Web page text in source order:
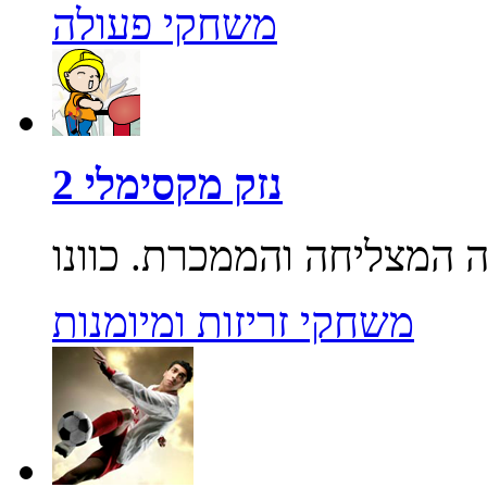
משחקי פעולה
נזק מקסימלי 2
משחקי זריזות ומיומנות